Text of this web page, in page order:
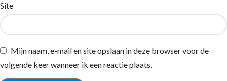
Site
Mijn naam, e-mail en site opslaan in deze browser voor de
volgende keer wanneer ik een reactie plaats.